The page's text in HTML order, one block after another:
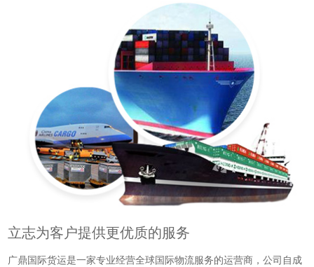
立志为客户提供更优质的服务
广鼎国际货运是一家专业经营全球国际物流服务的运营商，公司自成